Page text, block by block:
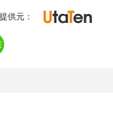
供元：